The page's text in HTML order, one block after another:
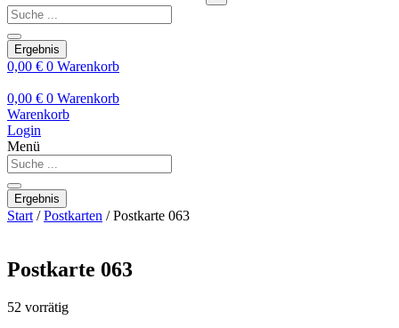
Search
...
Ergebnis
0,00 € 0 Warenkorb
0,00 € 0 Warenkorb
Warenkorb
Login
Menü
Search
...
Ergebnis
Start /Postkarten / Postkarte 063
Postkarte 063
52 vorrätig